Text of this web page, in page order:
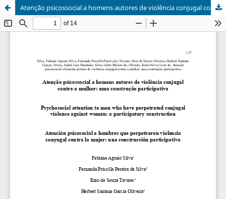
Atenção psicossocial a homens autores de violência conjugal contra a mulher: uma construção participativa.